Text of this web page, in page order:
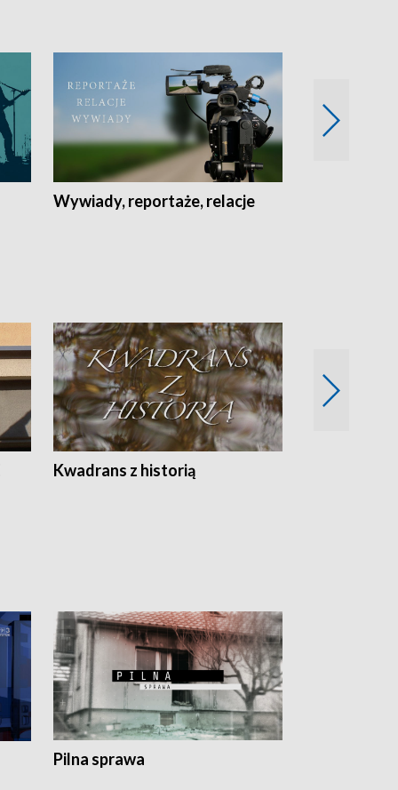
Wywiady, reportaże, relacje
Kwadrans z historią
Pilna sprawa